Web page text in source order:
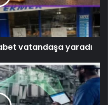
vatandaşa yaradı